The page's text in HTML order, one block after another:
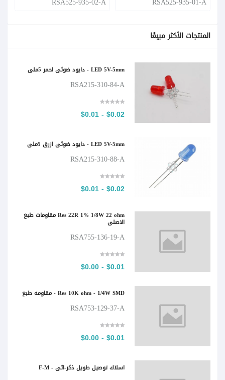
المنتجات الأكثر مبيعًا
LED 5V-5mm - دايود ضوئي احمر 5ملي
RSA215-310-84-A
$0.02 - $0.01
LED 5V-5mm - دايود ضوئي ازرق 5ملي
RSA215-310-88-A
$0.02 - $0.01
Res 22R 1% 1/8W 22 ohm مقاومات طبع
الاصلي
RSA755-136-19-A
$0.01 - $0.00
Res 10K ohm - 1/4W SMD - مقاومه طبع
RSA753-129-37-A
$0.01 - $0.00
اسلاك توصيل طويل ذكر-اثى - F-M